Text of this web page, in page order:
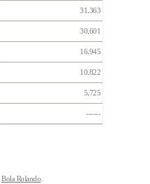
31 363
30 601
16 945
10 822
5 725
------
Bola Rolando